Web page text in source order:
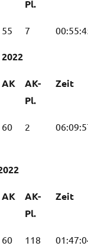
Pl.
55 7
AK
AK-
Pl.
Zeit
60 2
AK
AK-
Pl.
Zeit
60 118